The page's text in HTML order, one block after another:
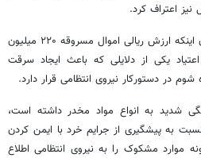
فرمانده انتظامی استان سمنان بابیان اینکه ارزش ریالی اموال مسروقه ۲۲۰ میلیون
یکی از دلایلی که باعث ایجاد سرقت
در دستورکار نیروی انتظامی قرار دارد.
شدید به انواع مواد مخدر داشته است،
به پیشگیری از جرایم خرد با ایمن کردن
موارد مشکوک را به نیروی انتظامی اطلاع